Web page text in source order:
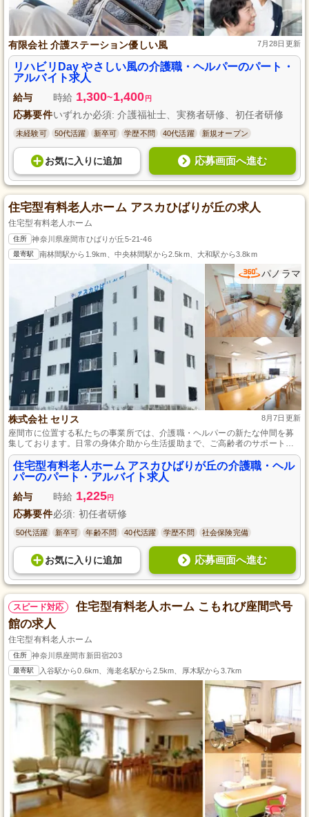
有限会社 介護ステーション優しい風 7月28日更新
リハビリDay やさしい風の介護職・ヘルパーのパート・
アルバイト求人
給与 時給 1,300~1,400 円
応募要件いずれか必須: 介護福祉士、実務者研修、初任者研修
未経験可 50代活躍 新卒可 学歴不問 40代活躍 新規オープン
お気に入り に追加 応募画面へ進む
住宅型有料老人ホーム アスカひばりが丘の求人
住宅型有料老人ホーム
住所 神奈川県座間市ひばりが丘5-21-46
最寄駅 南林間駅から1.9km、中央林間駅から2.5km、大和駅から3.8km
パノラマ
株式会社 セリス 8月7日更新
座間市に位置する私たちの事業所では、介護職・ヘルパーの新たな仲間を募
集しております。日常の身体介助から生活援助まで、ご高齢者のサポートを
通じて地域社会に貢献できるやりがいある仕事です。実務経験は不問、時間
外勤務はほぼなく、定時での退勤が可能ですので、プライベートも充実させ
ながら働けます。
住宅型有料老人ホーム アスカひばりが丘の介護職・ヘル
パーのパート・アルバイト求人
給与 時給 1,225円
応募要件必須: 初任者研修
50代活躍 新卒可 年齢不問 40代活躍 学歴不問 社会保険完備
お気に入り に追加 応募画面へ進む
スピード対応
住宅型有料老人ホーム こもれび座間弐号
館の求人
住宅型有料老人ホーム
住所 神奈川県座間市新田宿203
最寄駅 入谷駅から0.6km、海老名駅から2.5km、厚木駅から3.7km